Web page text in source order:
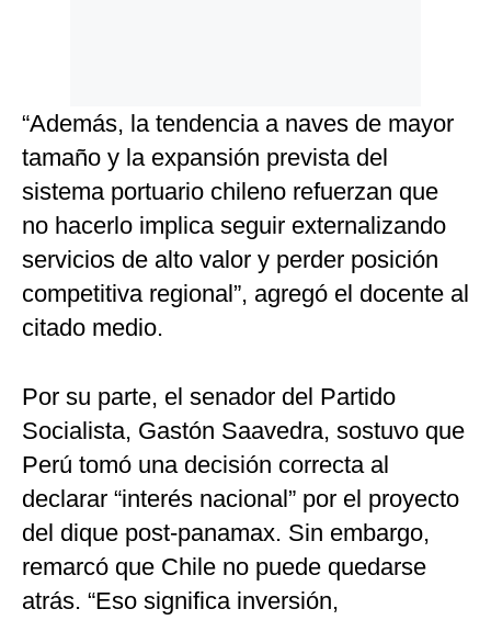
“Además, la tendencia a naves de mayor
tamaño y la expansión prevista del
sistema portuario chileno refuerzan que
no hacerlo implica seguir externalizando
servicios de alto valor y perder posición
competitiva regional”, agregó el docente al
citado medio.
Por su parte, el senador del Partido
Socialista, Gastón Saavedra, sostuvo que
Perú tomó una decisión correcta al
declarar “interés nacional” por el proyecto
del dique post-panamax. Sin embargo,
remarcó que Chile no puede quedarse
atrás. “Eso significa inversión,